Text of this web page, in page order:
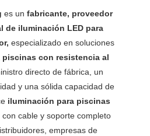
es un fabricante, proveedor
de iluminación LED para
especializado en soluciones
piscinas con resistencia al
directo de fábrica, un
y una sólida capacidad de
iluminación para piscinas
con cable y soporte completo
empresas de